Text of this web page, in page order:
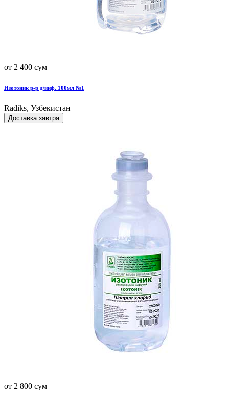
от 2 400 сум
Изотоник р-р д/инф. 100мл №1
Radiks, Узбекистан
Доставка завтра
от 2 800 сум